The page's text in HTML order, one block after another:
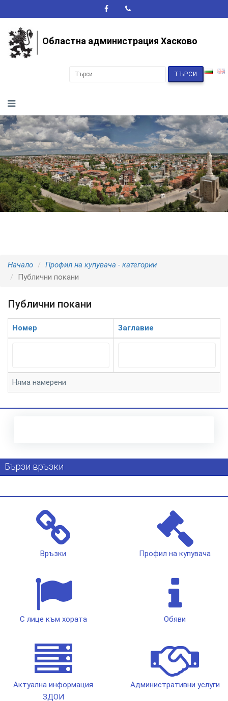
Областна администрация Хасково
ТЪРСИ
Начало
Профил на купувача - категории
Публични покани
Публични покани
Номер Заглавие
Няма намерени
Бързи връзки
Връзки Профил на купувача
С лице към хората Обяви
Актуална информация
ЗДОИ
Административни услуги